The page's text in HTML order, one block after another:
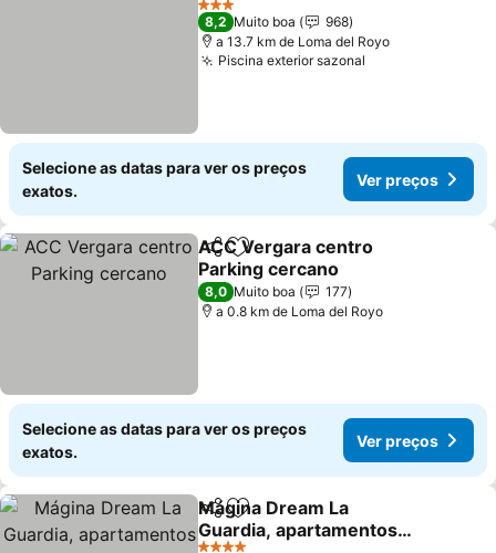
3 Estrelas
8,2 Muito boa
968
a 13.7 km de Loma del Royo
Piscina exterior sazonal
Selecione as datas para ver os preços
exatos.
Ver preços
PartilharAdicionar aos favoritos
ACC Vergara centro
Parking cercano
Ver preços
8,0 Muito boa
177
a 0.8 km de Loma del Royo
Selecione as datas para ver os preços
exatos.
Ver preços
PartilharAdicionar aos favoritos
Mágina Dream La
Guardia, apartamentos